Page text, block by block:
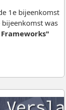
1e bijeenkomst
was